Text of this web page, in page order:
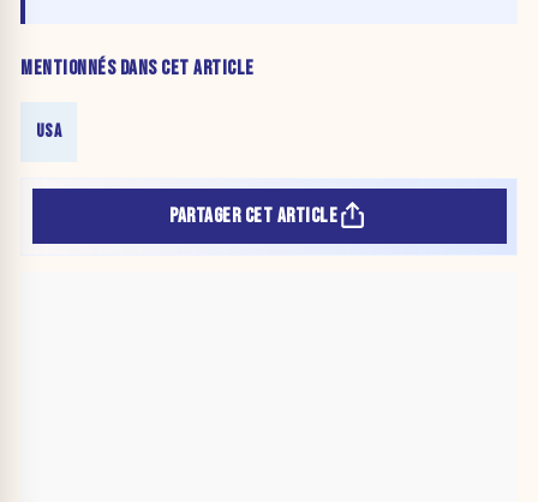
MENTIONNÉS DANS CET ARTICLE
USA
PARTAGER CET ARTICLE